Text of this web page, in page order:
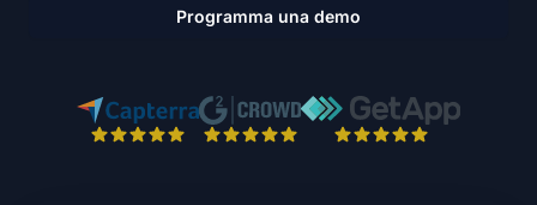
Programma una demo